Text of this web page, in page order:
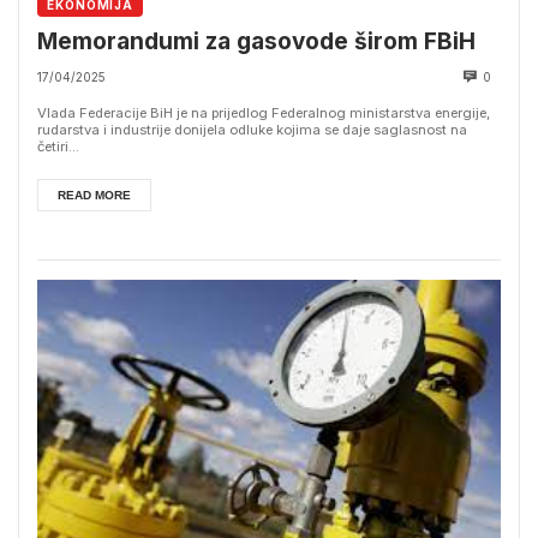
EKONOMIJA
Memorandumi za gasovode širom FBiH
17/04/2025 0
Vlada Federacije BiH je na prijedlog Federalnog ministarstva energije,
rudarstva i industrije donijela odluke kojima se daje saglasnost na
četiri...
READ MORE